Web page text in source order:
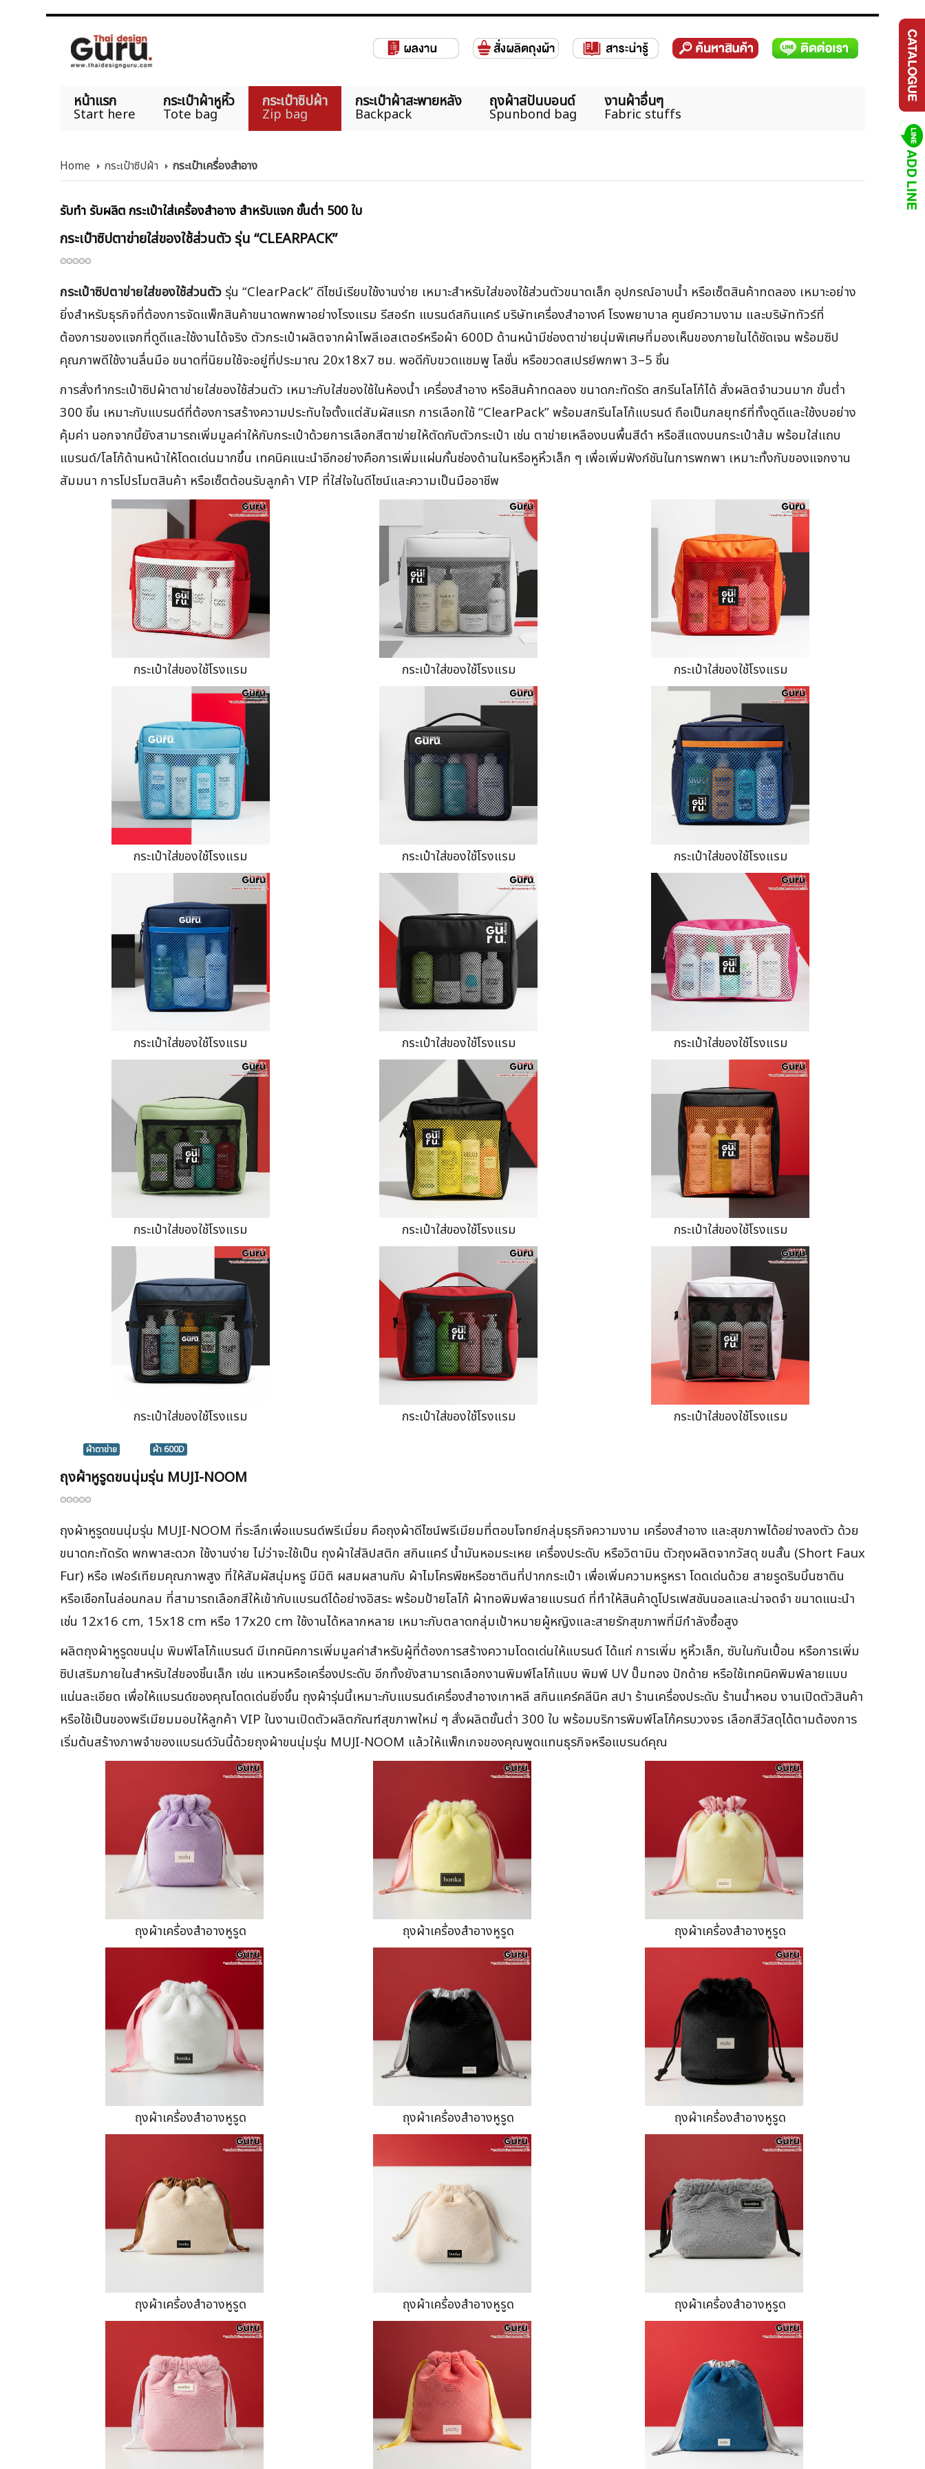
หน้าแรก
Start here
กระเป๋าผ้าหูหิ้ว
Tote bag
กระเป๋าซิปผ้า
Zip bag
กระเป๋าผ้าสะพายหลัง
Backpack
ถุงผ้าสปันบอนด์
Spunbond bag
งานผ้าอื่นๆ
Fabric stuffs
Home กระเป๋าซิปผ้า กระเป๋าเครื่องสำอาง
รับทำ รับผลิต กระเป๋าใส่เครื่องสำอาง สำหรับแจก ขั้นต่ำ 500 ใบ
กระเป๋าซิปตาข่ายใส่ของใช้ส่วนตัว รุ่น “CLEARPACK”
กระเป๋าซิปตาข่ายใส่ของใช้ส่วนตัว รุ่น “ClearPack” ดีไซน์เรียบใช้งานง่าย เหมาะสำหรับใส่ของใช้ส่วนตัวขนาดเล็ก อุปกรณ์อาบน้ำ หรือเซ็ตสินค้าทดลอง เหมาะอย่าง
ยิ่งสำหรับธุรกิจที่ต้องการจัดแพ็กสินค้าขนาดพกพาอย่างโรงแรม รีสอร์ท แบรนด์สกินแคร์ บริษัทเครื่องสำอางค์ โรงพยาบาล ศูนย์ความงาม และบริษัททัวร์ที่
ต้องการของแจกที่ดูดีและใช้งานได้จริง ตัวกระเป๋าผลิตจากผ้าโพลีเอสเตอร์หรือผ้า 600D ด้านหน้ามีช่องตาข่ายนุ่มพิเศษที่มองเห็นของภายในได้ชัดเจน พร้อมซิป
คุณภาพดีใช้งานลื่นมือ ขนาดที่นิยมใช้จะอยู่ที่ประมาณ 20x18x7 ซม. พอดีกับขวดแชมพู โลชั่น หรือขวดสเปรย์พกพา 3–5 ชิ้น
การสั่งทำกระเป๋าซิปผ้าตาข่ายใส่ของใช้ส่วนตัว เหมาะกับใส่ของใช้ในห้องน้ำ เครื่องสำอาง หรือสินค้าทดลอง ขนาดกะทัดรัด สกรีนโลโก้ได้ สั่งผลิตจำนวนมาก ขั้นต่ำ
300 ชิ้น เหมาะกับแบรนด์ที่ต้องการสร้างความประทับใจตั้งแต่สัมผัสแรก การเลือกใช้ “ClearPack” พร้อมสกรีนโลโก้แบรนด์ ถือเป็นกลยุทธ์ที่ทั้งดูดีและใช้งบอย่าง
คุ้มค่า นอกจากนี้ยังสามารถเพิ่มมูลค่าให้กับกระเป๋าด้วยการเลือกสีตาข่ายให้ตัดกับตัวกระเป๋า เช่น ตาข่ายเหลืองบนพื้นสีดำ หรือสีแดงบนกระเป๋าส้ม พร้อมใส่แถบ
แบรนด์/โลโก้ด้านหน้าให้โดดเด่นมากขึ้น เทคนิคแนะนำอีกอย่างคือการเพิ่มแผ่นกั้นช่องด้านในหรือหูหิ้วเล็ก ๆ เพื่อเพิ่มฟังก์ชันในการพกพา เหมาะทั้งกับของแจกงาน
สัมมนา การโปรโมตสินค้า หรือเซ็ตต้อนรับลูกค้า VIP ที่ใส่ใจในดีไซน์และความเป็นมืออาชีพ
กระเป๋าใส่ของใช้โรงแรม กระเป๋าใส่ของใช้โรงแรม กระเป๋าใส่ของใช้โรงแรม
กระเป๋าใส่ของใช้โรงแรม กระเป๋าใส่ของใช้โรงแรม กระเป๋าใส่ของใช้โรงแรม
กระเป๋าใส่ของใช้โรงแรม กระเป๋าใส่ของใช้โรงแรม กระเป๋าใส่ของใช้โรงแรม
กระเป๋าใส่ของใช้โรงแรม กระเป๋าใส่ของใช้โรงแรม กระเป๋าใส่ของใช้โรงแรม
กระเป๋าใส่ของใช้โรงแรม กระเป๋าใส่ของใช้โรงแรม กระเป๋าใส่ของใช้โรงแรม
ผ้าตาข่าย ผ้า 600D
ถุงผ้าหูรูดขนนุ่มรุ่น MUJI-NOOM
ถุงผ้าหูรูดขนนุ่มรุ่น MUJI-NOOM ที่ระลึกเพื่อแบรนด์พรีเมี่ยม คือถุงผ้าดีไซน์พรีเมียมที่ตอบโจทย์กลุ่มธุรกิจความงาม เครื่องสำอาง และสุขภาพได้อย่างลงตัว ด้วย
ขนาดกะทัดรัด พกพาสะดวก ใช้งานง่าย ไม่ว่าจะใช้เป็น ถุงผ้าใส่ลิปสติก สกินแคร์ น้ำมันหอมระเหย เครื่องประดับ หรือวิตามิน ตัวถุงผลิตจากวัสดุ ขนสั้น (Short Faux
Fur) หรือ เฟอร์เทียมคุณภาพสูง ที่ให้สัมผัสนุ่มหรู มีมิติ ผสมผสานกับ ผ้าไมโครพีชหรือซาตินที่ปากกระเป๋า เพื่อเพิ่มความหรูหรา โดดเด่นด้วย สายรูดริบบิ้นซาติน
หรือเชือกไนล่อนกลม ที่สามารถเลือกสีให้เข้ากับแบรนด์ได้อย่างอิสระ พร้อมป้ายโลโก้ ผ้าทอพิมพ์ลายแบรนด์ ที่ทำให้สินค้าดูโปรเฟสชันนอลและน่าจดจำ ขนาดแนะนำ
เช่น 12x16 cm, 15x18 cm หรือ 17x20 cm ใช้งานได้หลากหลาย เหมาะกับตลาดกลุ่มเป้าหมายผู้หญิงและสายรักสุขภาพที่มีกำลังซื้อสูง
ผลิตถุงผ้าหูรูดขนนุ่ม พิมพ์โลโก้แบรนด์ มีเทคนิคการเพิ่มมูลค่าสำหรับผู้ที่ต้องการสร้างความโดดเด่นให้แบรนด์ ได้แก่ การเพิ่ม หูหิ้วเล็ก, ซับในกันเปื้อน หรือการเพิ่ม
ซิปเสริมภายในสำหรับใส่ของชิ้นเล็ก เช่น แหวนหรือเครื่องประดับ อีกทั้งยังสามารถเลือกงานพิมพ์โลโก้แบบ พิมพ์ UV ปั๊มทอง ปักด้าย หรือใช้เทคนิคพิมพ์ลายแบบ
แน่นละเอียด เพื่อให้แบรนด์ของคุณโดดเด่นยิ่งขึ้น ถุงผ้ารุ่นนี้เหมาะกับแบรนด์เครื่องสำอางเกาหลี สกินแคร์คลีนิค สปา ร้านเครื่องประดับ ร้านน้ำหอม งานเปิดตัวสินค้า
หรือใช้เป็นของพรีเมียมมอบให้ลูกค้า VIP ในงานเปิดตัวผลิตภัณฑ์สุขภาพใหม่ ๆ สั่งผลิตขั้นต่ำ 300 ใบ พร้อมบริการพิมพ์โลโก้ครบวงจร เลือกสีวัสดุได้ตามต้องการ
เริ่มต้นสร้างภาพจำของแบรนด์วันนี้ด้วยถุงผ้าขนนุ่มรุ่น MUJI-NOOM แล้วให้แพ็กเกจของคุณพูดแทนธุรกิจหรือแบรนด์คุณ
ถุงผ้าเครื่องสำอางหูรูด ถุงผ้าเครื่องสำอางหูรูด ถุงผ้าเครื่องสำอางหูรูด
ถุงผ้าเครื่องสำอางหูรูด ถุงผ้าเครื่องสำอางหูรูด ถุงผ้าเครื่องสำอางหูรูด
ถุงผ้าเครื่องสำอางหูรูด ถุงผ้าเครื่องสำอางหูรูด ถุงผ้าเครื่องสำอางหูรูด